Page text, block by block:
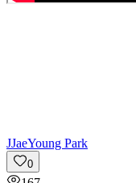
JJaeYoung Park
0